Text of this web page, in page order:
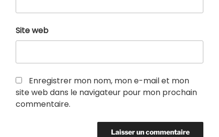
Site web
Enregistrer mon nom, mon e-mail et mon
site web dans le navigateur pour mon prochain
commentaire.